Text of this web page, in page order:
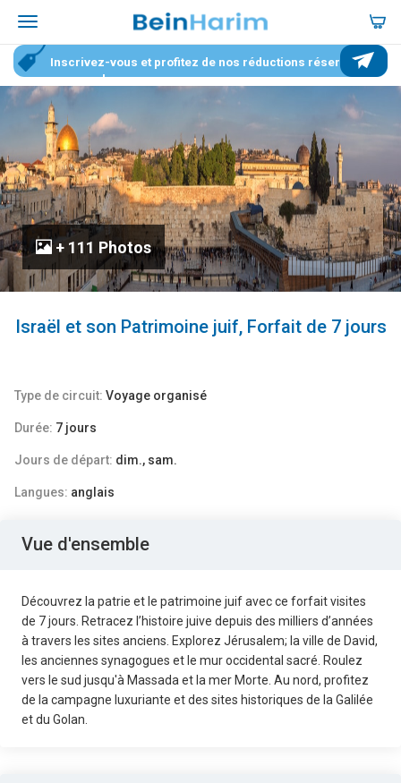
Inscrivez-vous et profitez de nos réductions réservées
aux membres
+ 111 Photos
Israël et son Patrimoine juif, Forfait de 7 jours
Type de circuit: Voyage organisé
Durée: 7 jours
Jours de départ: dim., sam.
Langues: anglais
Vue d'ensemble
Découvrez la patrie et le patrimoine juif avec ce forfait visites
de 7 jours. Retracez l’histoire juive depuis des milliers d’années
à travers les sites anciens. Explorez Jérusalem; la ville de David,
les anciennes synagogues et le mur occidental sacré. Roulez
vers le sud jusqu'à Massada et la mer Morte. Au nord, profitez
de la campagne luxuriante et des sites historiques de la Galilée
et du Golan.